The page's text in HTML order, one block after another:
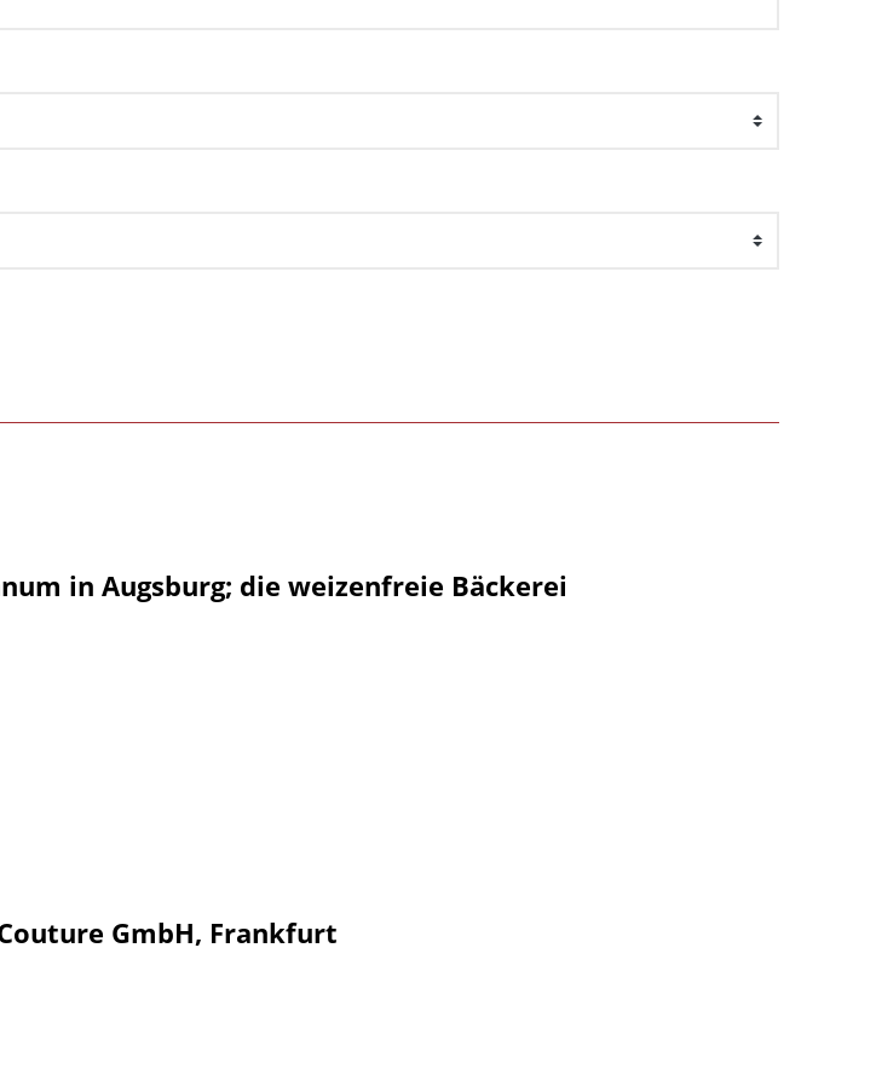
in Augsburg; die weizenfreie Bäckerei
GmbH, Frankfurt